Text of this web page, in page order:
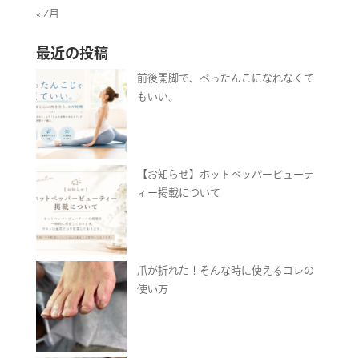
« 7月
最近の投稿
前後開脚で、ぺったんこになれなくて
もいい。
【お知らせ】ホットペッパービューテ
ィー掲載について
爪が折れた！そんな時に使えるコレの
使い方